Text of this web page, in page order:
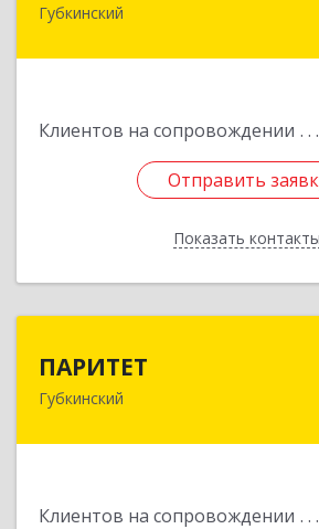
Губкинский
Клиентов на сопровождении
Отправить
Показать контакты
629830, Ямало-Ненецкий
Отправить
Назад
ПАРИТЕТ
Губкинский
Клиентов на сопровождении
629830, Ямало-Ненецкий АО,